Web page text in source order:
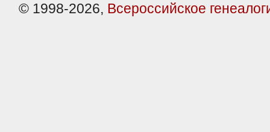
© 1998-2026, Всероссийское